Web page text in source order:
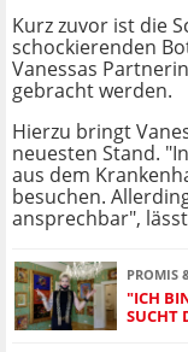
Kurz zuvor ist die
schockierenden
Vanessas
gebracht werden.
Hierzu bringt
neuesten Stand.
aus dem
besuchen.
ansprechbar",
PROMIS
"ICH
SUCHT